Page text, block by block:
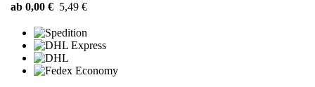
ab 0,00 € 5,49 €